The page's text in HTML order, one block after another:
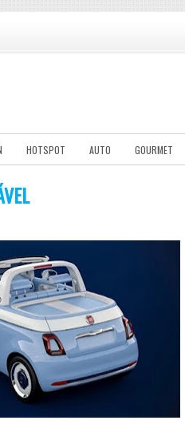
HOTSPOT AUTO GOURMET